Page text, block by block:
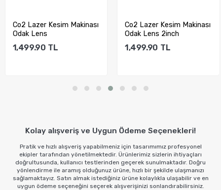
Co2 Lazer Kesim Makinası
Odak Lens 2inch
1,499.90 TL
Co2 Lazer Kesim Makinası
Odak Lens
1,499.90 TL
Kolay alışveriş ve Uygun Ödeme Seçenekleri!
Pratik ve hızlı alışveriş yapabilmeniz için tasarımımız profesyonel
ekipler tarafından yönetilmektedir. Ürünlerimiz sizlerin ihtiyaçları
doğrultusunda, kullanıcı testlerinden geçerek sunulmaktadır. Doğru
yönlendirme ile aramış olduğunuz ürüne, hızlı bir şekilde ulaşmanızı
sağlamaktayız. Satın almak istediğiniz ürüne kolaylıkla ulaşabilir ve en
uygun ödeme seçeneğini seçerek alışverişinizi sonlandırabilirsiniz.